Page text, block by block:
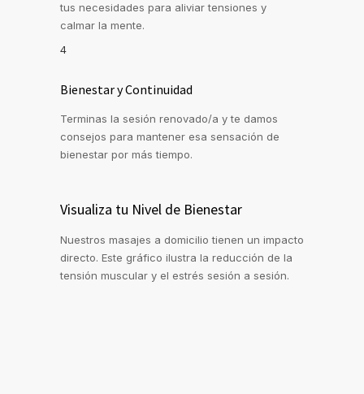
tus necesidades para aliviar tensiones y
calmar la mente.
4
Bienestar y Continuidad
Terminas la sesión renovado/a y te damos
consejos para mantener esa sensación de
bienestar por más tiempo.
Visualiza tu Nivel de Bienestar
Nuestros masajes a domicilio tienen un impacto
directo. Este gráfico ilustra la reducción de la
tensión muscular y el estrés sesión a sesión.